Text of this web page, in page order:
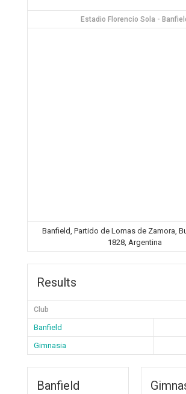
Estadio Florencio Sola -
Banfield, Partido de Lomas de Zamora,
1828, Argentina
Results
Club
Banfield
Gimnasia
Banfield